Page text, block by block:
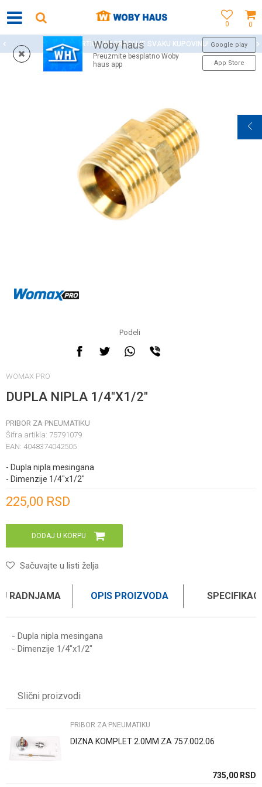
0
0
Woby haus
Preuzmite besplatno Woby
haus app
Google play
App Store
WOBY KARTICA NAGRAĐUJE SVAKU KUPOVINU!
Podeli
WOMAX PRO
DUPLA NIPLA 1/4"X1/2"
PRIBOR ZA PNEUMATIKU
Šifra artikla: 75791079
EAN: 4048374042505
- Dupla nipla mesingana
- Dimenzije 1/4"x1/2"
225,00 RSD
DODAJ U KORPU
Sačuvajte u listi želja
RADNJAMA OPIS PROIZVODA
- Dupla nipla mesingana
- Dimenzije 1/4"x1/2"
Poruka
Slični proizvodi
PRIBOR ZA PNEUMATIKU
DIZNA KOMPLET 2.0MM ZA 757.002.06
735,00 RSD